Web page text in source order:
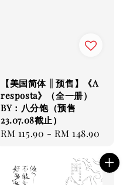
【美国简体 || 预售】《A
resposta》（全一册）
BY：八分饱（预售
23.07.08截止）
Regular
RM 115.90 -RM 148.90